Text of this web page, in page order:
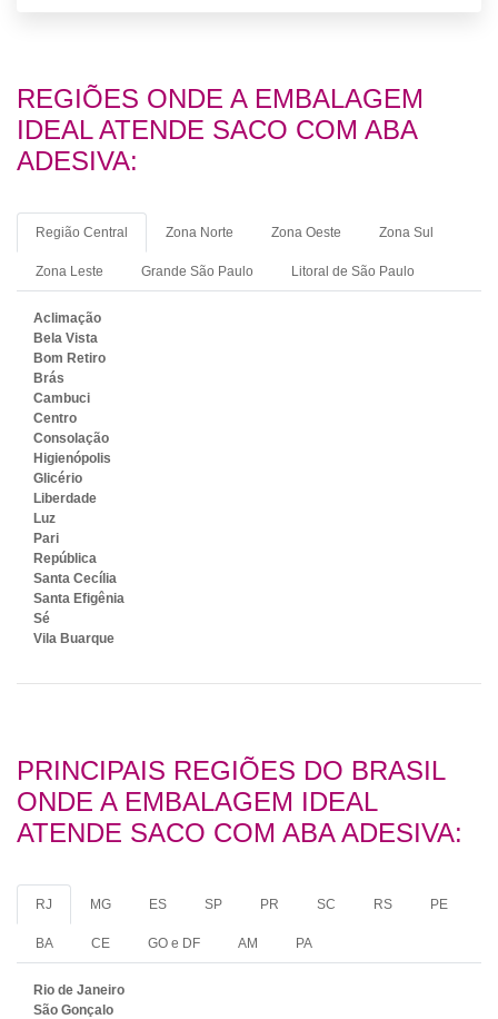
REGIÕES ONDE A EMBALAGEM
IDEAL ATENDE SACO COM ABA
ADESIVA:
Região Central Zona Norte Zona Oeste Zona Sul
Zona Leste Grande São Paulo Litoral de São Paulo
Aclimação
Bela Vista
Bom Retiro
Brás
Cambuci
Centro
Consolação
Higienópolis
Glicério
Liberdade
Luz
Pari
República
Santa Cecília
Santa Efigênia
Sé
Vila Buarque
PRINCIPAIS REGIÕES DO BRASIL
ONDE A EMBALAGEM IDEAL
ATENDE SACO COM ABA ADESIVA:
RJ MG ES SP PR SC RS PE
BA CE GO e DF AM PA
Rio de Janeiro
São Gonçalo